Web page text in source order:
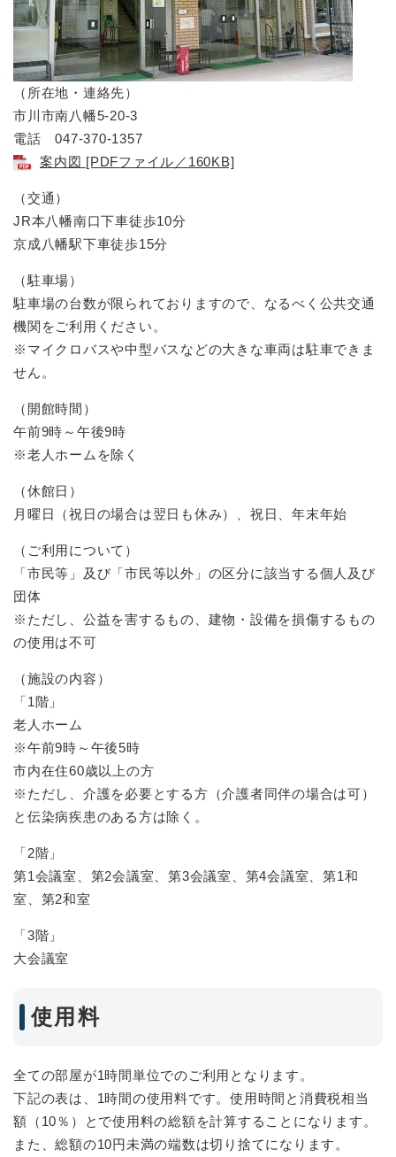
（所在地・連絡先）
市川市南八幡5-20-3
電話 047-370-1357
案内図 [PDFファイル／160KB]
（交通）
JR本八幡南口下車徒歩10分
京成八幡駅下車徒歩15分
（駐車場）
駐車場の台数が限られておりますので、なるべく公共交通
機関をご利用ください。
※マイクロバスや中型バスなどの大きな車両は駐車できま
せん。
（開館時間）
午前9時～午後9時
※老人ホームを除く
（休館日）
月曜日（祝日の場合は翌日も休み）、祝日、年末年始
（ご利用について）
「市民等」及び「市民等以外」の区分に該当する個人及び
団体
※ただし、公益を害するもの、建物・設備を損傷するもの
の使用は不可
（施設の内容）
「1階」
老人ホーム
※午前9時～午後5時
市内在住60歳以上の方
※ただし、介護を必要とする方（介護者同伴の場合は可）
と伝染病疾患のある方は除く。
「2階」
第1会議室、第2会議室、第3会議室、第4会議室、第1和
室、第2和室
「3階」
大会議室
使用料
全ての部屋が1時間単位でのご利用となります。
下記の表は、1時間の使用料です。使用時間と消費税相当
額（10％）とで使用料の総額を計算することになります。
また、総額の10円未満の端数は切り捨てになります。